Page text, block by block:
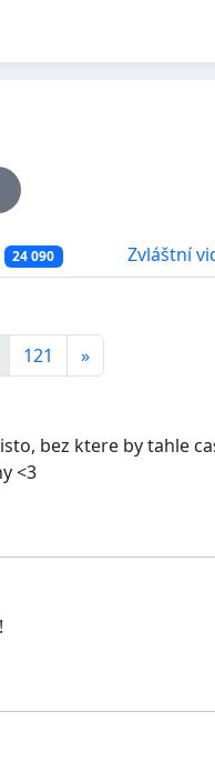
24 090 Zvláštní
121 »
bez ktere by tahle
<3